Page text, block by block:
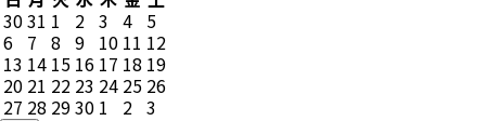
3031 1 2 3 4 5
6 7 8 9 10 11 12
13 14 15 16 17 18 19
20 21 22 23 24 25 26
27 28 2930 1 2 3